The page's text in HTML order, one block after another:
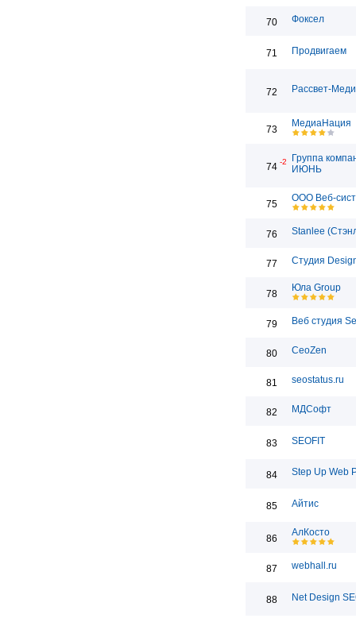
70 Фоксел
71 Продвигаем
72 Рассвет-
73
МедиаНация
74 -2
Группа
ИЮНЬ
75
ООО Веб-
76 Stanlee
77 Студия
78
Юла Group
79 Веб студия
80 CeoZen
81 seostatus.ru
82 МДСофт
83 SEOFIT
84 Step Up Web
85 Айтис
86
АлКосто
87 webhall.ru
88 Net Design